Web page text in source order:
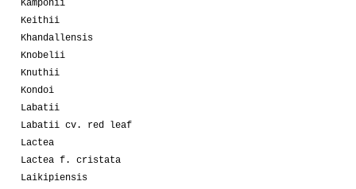
Kamponii
Keithii
Khandallensis
Knobelii
Knuthii
Kondoi
Labatii
Labatii cv. red leaf
Lactea
Lactea f. cristata
Laikipiensis